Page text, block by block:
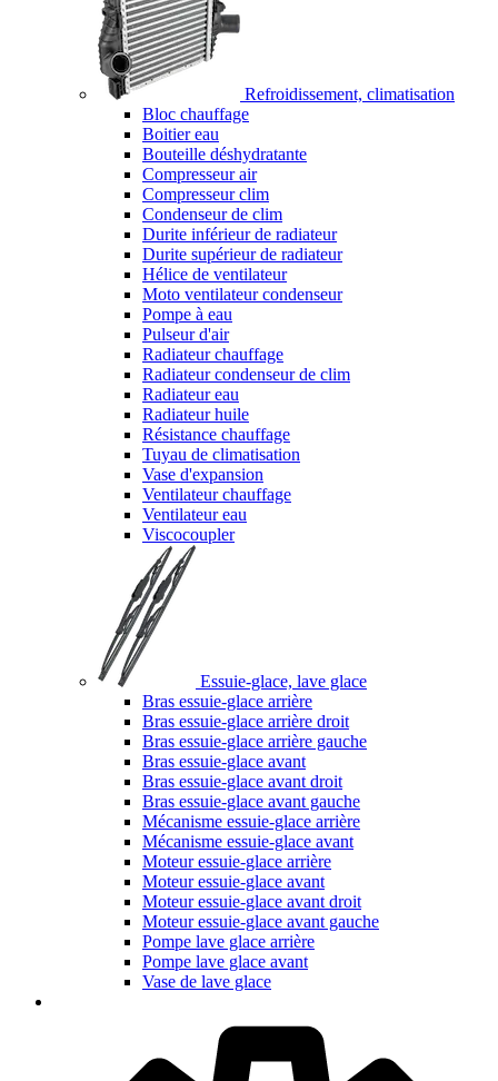
Refroidissement, climatisation
Bloc chauffage
Boitier eau
Bouteille déshydratante
Compresseur air
Compresseur clim
Condenseur de clim
Durite inférieur de radiateur
Durite supérieur de radiateur
Hélice de ventilateur
Moto ventilateur condenseur
Pompe à eau
Pulseur d'air
Radiateur chauffage
Radiateur condenseur de clim
Radiateur eau
Radiateur huile
Résistance chauffage
Tuyau de climatisation
Vase d'expansion
Ventilateur chauffage
Ventilateur eau
Viscocoupler
Essuie-glace, lave glace
Bras essuie-glace arrière
Bras essuie-glace arrière droit
Bras essuie-glace arrière gauche
Bras essuie-glace avant
Bras essuie-glace avant droit
Bras essuie-glace avant gauche
Mécanisme essuie-glace arrière
Mécanisme essuie-glace avant
Moteur essuie-glace arrière
Moteur essuie-glace avant
Moteur essuie-glace avant droit
Moteur essuie-glace avant gauche
Pompe lave glace arrière
Pompe lave glace avant
Vase de lave glace